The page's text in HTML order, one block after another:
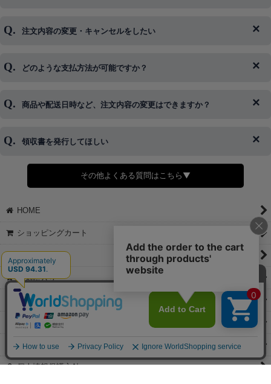
◆下記ページより、ログインIDの変更が可能です。
注文内容の変更・キャンセルをしたい
◆即日発送を行なっている関係上、午後以降のご連絡やキャンセル
※発送後、発送準備が完了しお手続きが間に合わない場合は変更、
どのような支払方法が可能ですか？
◆代金引換・クレジットカード・携帯キャリア決済・おねだり決
＞詳細は画像をタップ＜
商品や配送日時など、注文内容の変更はできますか？
◆商品発送前の変更は承っております。
さい。
領収書を発行してほしい
◆領収書はご希望頂いた場合のみ発行しております。
【これからご注文する場合】
STEP2「お届け先・お支払い」ページにて備考欄に下記の記載をお
願いします。
②宛名（空欄は上様は不可）
③但し書き（空欄やお品代は不可）
【すでにご注文が完了している場合】
①お電話・メール・LINEにて領収書希望の連絡をお願い致します
②後日、郵送にて領収書を送らせて頂きます。
①マイページから購入履歴→購入内容→領収書発行を選択。
②後日、郵送にて領収書を送らせて頂きます。
その他よくある質問はこちら▼
HOME
ショッピングカート
お気に入り
特定商取引法表示
ご利用案内
お問い合せ
個人情報保護方針